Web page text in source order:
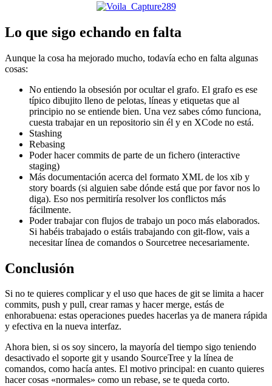
Lo que sigo echando en falta
Aunque la cosa ha mejorado mucho, todavía echo en falta algunas
cosas:
No entiendo la obsesión por ocultar el grafo. El grafo es ese
típico dibujito lleno de pelotas, líneas y etiquetas que al
principio no se entiende bien. Una vez sabes cómo funciona,
cuesta trabajar en un repositorio sin él y en XCode no está.
Stashing
Rebasing
Poder hacer commits de parte de un fichero (interactive
staging)
Más documentación acerca del formato XML de los xib y
story boards (si alguien sabe dónde está que por favor nos lo
diga). Eso nos permitiría resolver los conflictos más
fácilmente.
Poder trabajar con flujos de trabajo un poco más elaborados.
Si habéis trabajado o estáis trabajando con git-flow, vais a
necesitar línea de comandos o Sourcetree necesariamente.
Conclusión
Si no te quieres complicar y el uso que haces de git se limita a hacer
commits, push y pull, crear ramas y hacer merge, estás de
enhorabuena: estas operaciones puedes hacerlas ya de manera rápida
y efectiva en la nueva interfaz.
Ahora bien, si os soy sincero, la mayoría del tiempo sigo teniendo
desactivado el soporte git y usando SourceTree y la línea de
comandos, como hacía antes. El motivo principal: en cuanto quieres
hacer cosas «normales» como un rebase, se te queda corto.